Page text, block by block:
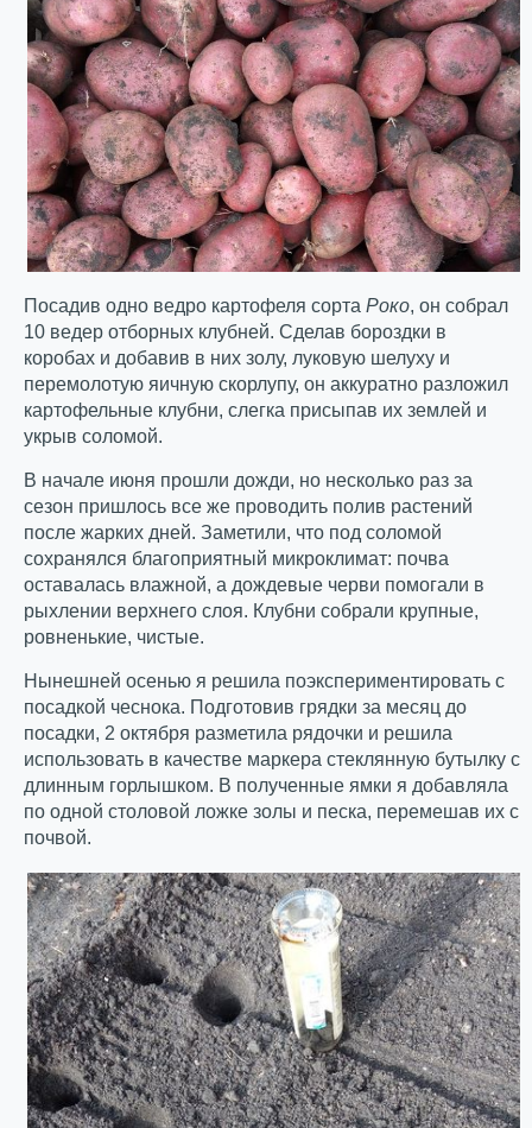
Посадив одно ведро картофеля сорта Роко, он собрал
10 ведер отборных клубней. Сделав бороздки в
коробах и добавив в них золу, луковую шелуху и
перемолотую яичную скорлупу, он аккуратно разложил
картофельные клубни, слегка присыпав их землей и
укрыв соломой.
В начале июня прошли дожди, но несколько раз за
сезон пришлось все же проводить полив растений
после жарких дней. Заметили, что под соломой
сохранялся благоприятный микроклимат: почва
оставалась влажной, а дождевые черви помогали в
рыхлении верхнего слоя. Клубни собрали крупные,
ровненькие, чистые.
Нынешней осенью я решила поэкспериментировать с
посадкой чеснока. Подготовив грядки за месяц до
посадки, 2 октября разметила рядочки и решила
использовать в качестве маркера стеклянную бутылку с
длинным горлышком. В полученные ямки я добавляла
по одной столовой ложке золы и песка, перемешав их с
почвой.